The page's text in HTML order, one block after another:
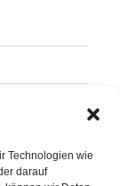
Technologien wie
darauf
Frühsport